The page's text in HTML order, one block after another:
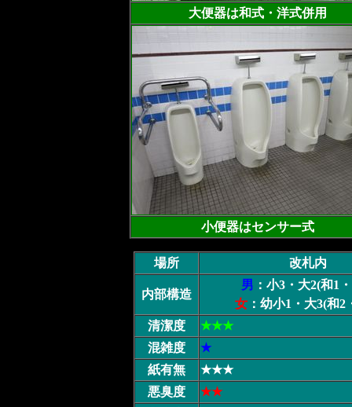
大便器は和式・洋式併用
小便器はセンサー式
場所 改札内
内部構造
男 ：小3・大2(和1
女 ：幼小1・大3(和2
清潔度
★★★
混雑度
★
紙有無
★★★
悪臭度
★★